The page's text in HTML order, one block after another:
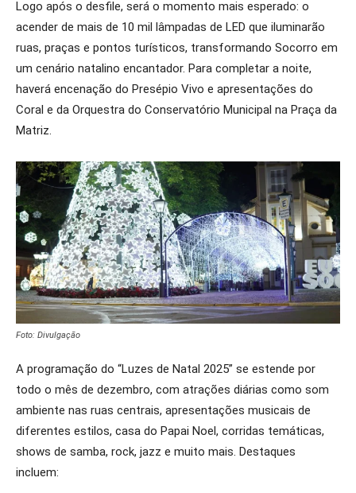
Logo após o desfile, será o momento mais esperado: o
acender de mais de 10 mil lâmpadas de LED que iluminarão
ruas, praças e pontos turísticos, transformando Socorro em
um cenário natalino encantador. Para completar a noite,
haverá encenação do Presépio Vivo e apresentações do
Coral e da Orquestra do Conservatório Municipal na Praça da
Matriz.
Foto: Divulgação
A programação do “Luzes de Natal 2025” se estende por
todo o mês de dezembro, com atrações diárias como som
ambiente nas ruas centrais, apresentações musicais de
diferentes estilos, casa do Papai Noel, corridas temáticas,
shows de samba, rock, jazz e muito mais. Destaques
incluem: